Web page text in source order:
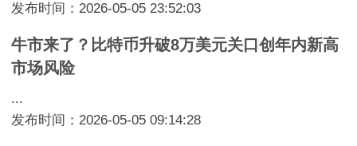
发布时间：2026-05-05 23:52:03
牛市来了？比特币升破8万美元关口创年内新高
市场风险
...
发布时间：2026-05-05 09:14:28